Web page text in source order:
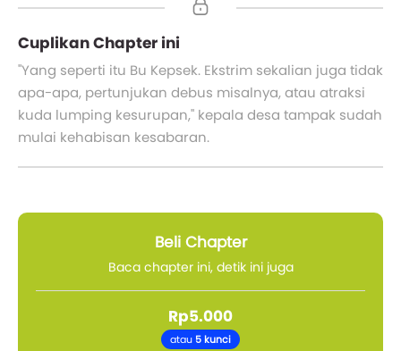
Cuplikan Chapter ini
"Yang seperti itu Bu Kepsek. Ekstrim sekalian juga tidak
apa-apa, pertunjukan debus misalnya, atau atraksi
kuda lumping kesurupan," kepala desa tampak sudah
mulai kehabisan kesabaran.
Beli Chapter
Baca chapter ini, detik ini juga
Rp5.000
atau 5 kunci